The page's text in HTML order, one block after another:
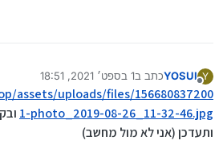
Y
מנותק
YOSUIכתב ב1 בספט׳ 2021, 18:51
נערך לאחרונה על ידי
assets/uploads/files/156680837200
1-photo_2019-08-26_11-32-46.jpg‏
ותעדכן (אני לא מול מחשב)‏